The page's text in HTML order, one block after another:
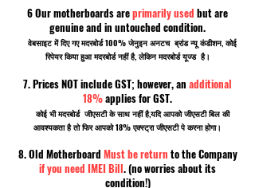
6 Our motherboards areprimarily used but are
genuine and in untouched condition.
वेबसाइट में दिए गए मदरबोर्ड 100% जेनुइन अनटच ब्रांड न्यू कंडीशन, कोई
रिपेयर किया हुआ मदरबोर्ड नहीं है, लेकिन मदरबोर्ड यूज्ड है।
7. Prices NOT include GST; however, an additional
18%applies for GST.
कोई भी मदरबोर्ड जीएसटी के साथ नहीं है,यदि आपको जीएसटी बिल की
आवश्यकता है तो फिर आपको 18% एक्स्ट्रा जीएसटी पे करना होगा।
8. Old Motherboard Must be return to the Company
if you need IMEI Bill. (no worries about its
condition!)